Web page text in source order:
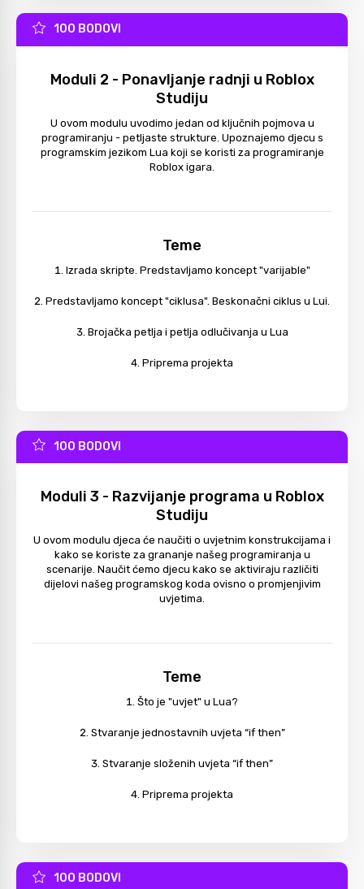
100 BODOVI
Moduli 2 - Ponavljanje radnji u Roblox
Studiju
U ovom modulu uvodimo jedan od ključnih pojmova u
programiranju - petljaste strukture. Upoznajemo djecu s
programskim jezikom Lua koji se koristi za programiranje
Roblox igara.
Teme
Izrada skripte. Predstavljamo koncept "varijable"
Predstavljamo koncept "ciklusa". Beskonačni ciklus u Lui.
Brojačka petlja i petlja odlučivanja u Lua
Priprema projekta
100 BODOVI
Moduli 3 - Razvijanje programa u Roblox
Studiju
U ovom modulu djeca će naučiti o uvjetnim konstrukcijama i
kako se koriste za grananje našeg programiranja u
scenarije. Naučit ćemo djecu kako se aktiviraju različiti
dijelovi našeg programskog koda ovisno o promjenjivim
uvjetima.
Teme
Što je "uvjet" u Lua?
Stvaranje jednostavnih uvjeta “if then”
Stvaranje složenih uvjeta “if then”
Priprema projekta
100 BODOVI